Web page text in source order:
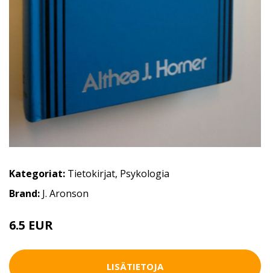
Kategoriat: Tietokirjat, Psykologia
Brand: J. Aronson
6.5 EUR
LISÄTIETOJA